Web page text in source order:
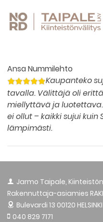
Ansa Nummilehto
Kaupanteko
tavalla. Välittäjä oli
miellyttävä ja
ei ollut – kaikki sujui kuin
lämpimästi.
Jarmo Taipale,
Rakennuttaja-asiamies
Bulevardi 13 00120 HELSINKI
040 829 7171